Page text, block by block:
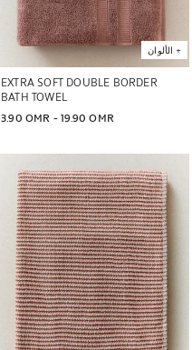
EXTRA SOFT DOUBLE BORDER
BATH TOWEL
3.90 OMR - 19.90 OMR
+ الألوان
تم تغيير الصورة إلى 1 من 5